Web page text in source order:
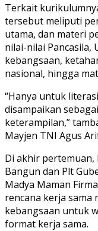
Terkait
tersebut meliputi
utama, dan materi
nilai-nilai Pancasila,
kebangsaan,
nasional, hingga
“Hanya untuk
disampaikan
keterampilan,”
Mayjen TNI Agus
Di akhir pertemuan,
Bangun dan Plt
Madya Maman
rencana kerja sama
kebangsaan untuk
format kerja sama.